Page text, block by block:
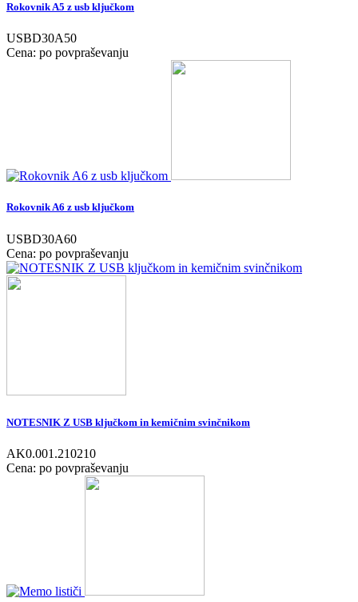
Rokovnik A5 z usb ključkom
USBD30A50
Cena: po povpraševanju
Rokovnik A6 z usb ključkom
USBD30A60
Cena: po povpraševanju
NOTESNIK Z USB ključkom in kemičnim svinčnikom
AK0.001.210210
Cena: po povpraševanju